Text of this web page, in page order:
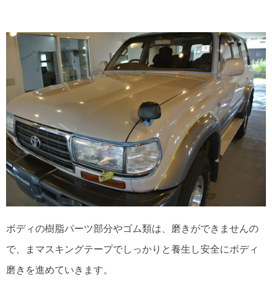
ボディの樹脂パーツ部分やゴム類は、磨きができませんの
で、まマスキングテープでしっかりと養生し安全にボディ
磨きを進めていきます。